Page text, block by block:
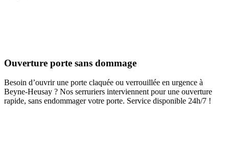
Ouverture porte sans dommage
Besoin d’ouvrir une porte claquée ou verrouillée en urgence à
Beyne-Heusay ? Nos serruriers interviennent pour une ouverture
rapide, sans endommager votre porte. Service disponible 24h/7 !